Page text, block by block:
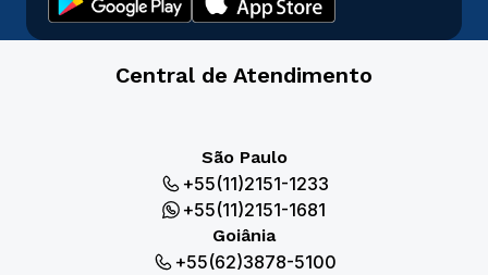
Central de Atendimento
São Paulo
+55(11)2151-1233
+55(11)2151-1681
Goiânia
+55(62)3878-5100